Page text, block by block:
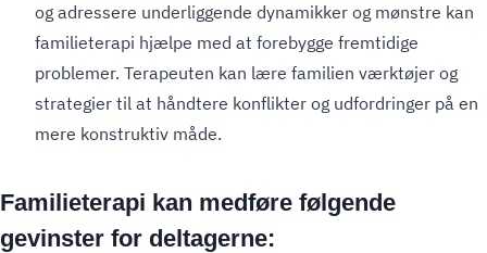
og adressere underliggende dynamikker og mønstre kan
familieterapi hjælpe med at forebygge fremtidige
problemer. Terapeuten kan lære familien værktøjer og
strategier til at håndtere konflikter og udfordringer på en
mere konstruktiv måde.
Familieterapi kan medføre følgende
gevinster for deltagerne: